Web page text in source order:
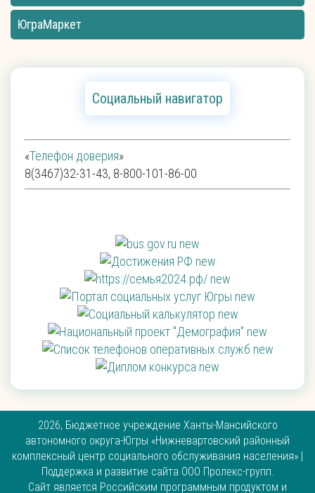
ЮграМаркет
Социальный навигатор
«Телефон доверия»
8(3467)32-31-43, 8-800-101-86-00
2026, Бюджетное учреждение Ханты-Мансийского
автономного округа-Югры «Нижневартовский районный
комплексный центр социального обслуживания населения» |
Поддержка и развитие сайта ООО Пролекс-групп.
Сайт является Российским программным продуктом и